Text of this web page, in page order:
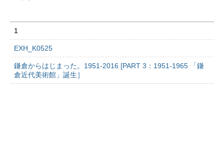
1
EXH_K0525
鎌倉からはじまった。1951-2016 [PART 3：1951-1965 「鎌
倉近代美術館」誕生］